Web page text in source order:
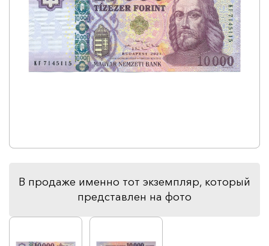
В продаже именно тот экземпляр, который
представлен на фото